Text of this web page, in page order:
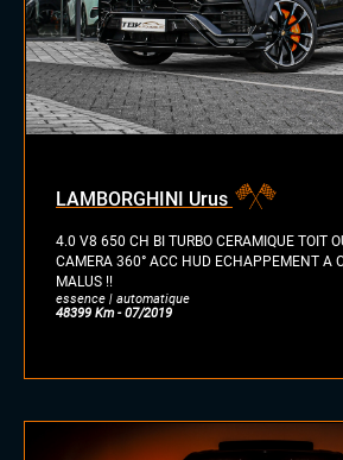
LAMBORGHINI Urus
4.0 V8 650 CH BI TURBO CERAMIQUE TOIT
CAMERA 360° ACC HUD ECHAPPEMENT A
MALUS !!
essence | automatique
48399 Km - 07/2019